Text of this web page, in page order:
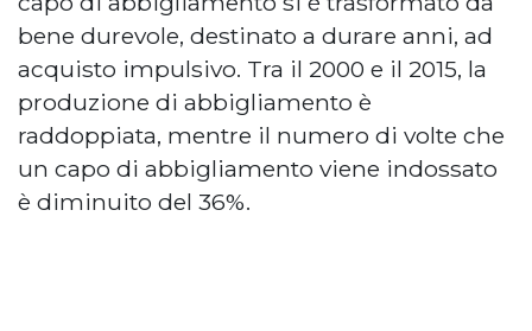
bene durevole, destinato a durare anni, ad
acquisto impulsivo. Tra il 2000 e il 2015, la
produzione di abbigliamento è
raddoppiata, mentre il numero di volte che
un capo di abbigliamento viene indossato
è diminuito del 36%.